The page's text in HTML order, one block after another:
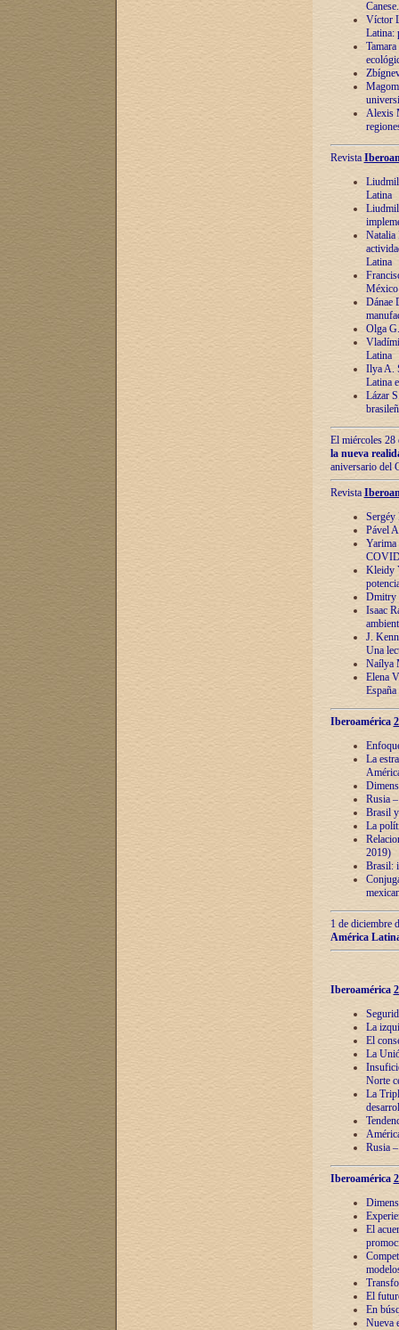
Víctor
Latina:
Alexis
Revista
Latina
Natalia
Latina
México
Dánae
Olga
Latina
Ilya A.
Latina
Lázar
El miércoles 28
la nueva
aniversario del
Revista
Sergéy
Pável
Yarima
Kleidy
Dmitry
Isaac
J.
Una
Naílya
Elena
España
Iberoamérica
La
Rusia
Brasil
La
2019)
Brasil:
1 de diciembre
América
Iberoamérica
La
El
La
Norte
La
Rusia
Iberoamérica
El
El
En
Nueva